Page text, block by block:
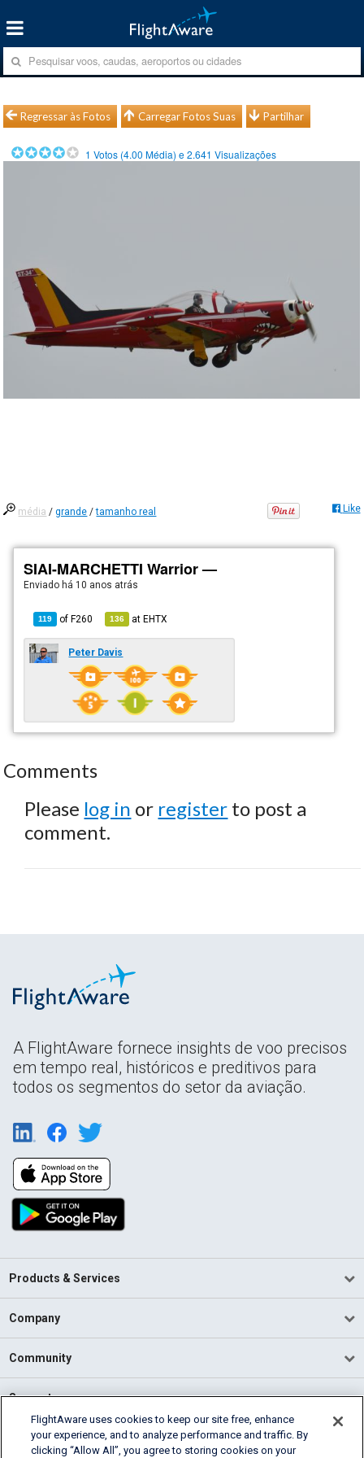
Regressar às Fotos Carregar Fotos Suas Partilhar
1 Votos (4.00 Média) e2.641 Visualizações
média /grande /tamanho real Like
SIAI-MARCHETTI Warrior —
Enviado há 10 anos atrás
119 ofF260 136 atEHTX
Peter Davis
Comments
Please log in or register to post a
comment.
A FlightAware fornece insights de voo precisos
em tempo real, históricos e preditivos para
todos os segmentos do setor da aviação.
Products & Services
Company
Community
Support
English (USA)
2026 FlightAware
FlightAware uses cookies to keep our site free, enhance
your experience, and to analyze performance and traffic. By
clicking “Allow All”, you agree to storing cookies on your